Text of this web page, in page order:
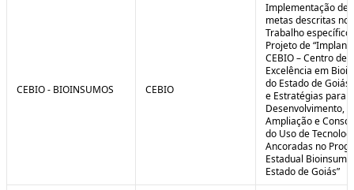
CEBIO - BIOINSUMOS CEBIO
Implementação de
metas descritas no
Trabalho específico
Projeto de
CEBIO – Centro de
Excelência em
do Estado de Goiás
e Estratégias para o
Desenvolvimento,
Ampliação e
do Uso de
Ancoradas no
Estadual
Estado de Goiás”